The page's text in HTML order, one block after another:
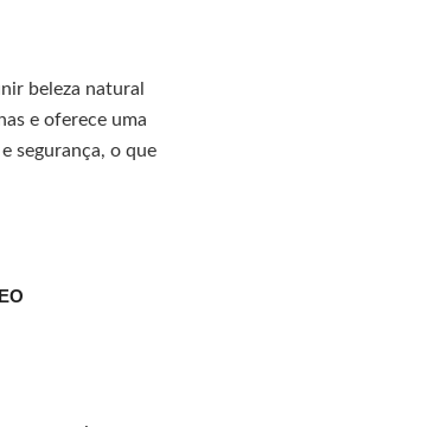
beleza natural
e oferece uma
segurança, o que